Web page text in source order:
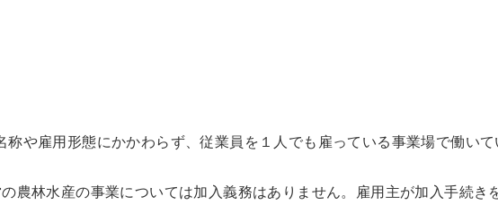
や雇用形態にかかわらず、従業員を１人でも雇っている事業場で働い
農林水産の事業については加入義務はありません。雇用主が加入手続き